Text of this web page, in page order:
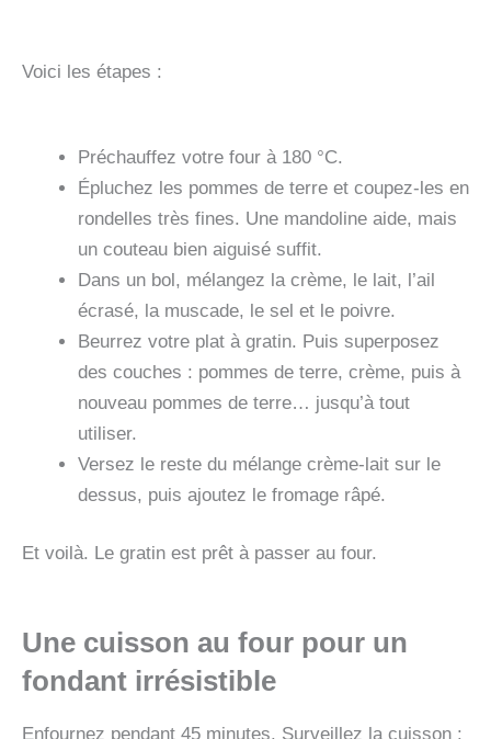
Voici les étapes :
Préchauffez votre four à 180 °C.
Épluchez les pommes de terre et coupez-les en
rondelles très fines. Une mandoline aide, mais
un couteau bien aiguisé suffit.
Dans un bol, mélangez la crème, le lait, l’ail
écrasé, la muscade, le sel et le poivre.
Beurrez votre plat à gratin. Puis superposez
des couches : pommes de terre, crème, puis à
nouveau pommes de terre… jusqu’à tout
utiliser.
Versez le reste du mélange crème-lait sur le
dessus, puis ajoutez le fromage râpé.
Et voilà. Le gratin est prêt à passer au four.
Une cuisson au four pour un
fondant irrésistible
Enfournez pendant 45 minutes. Surveillez la cuisson :